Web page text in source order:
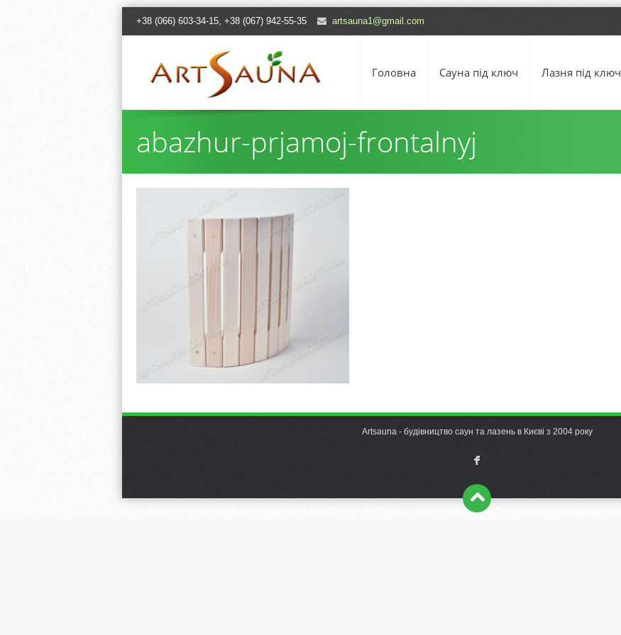
+38 (066) 603-34-15, +38 (067) 942-55-35 artsauna1@gmail.com
Головна Сауна під ключ Лазня під ключ
abazhur-prjamoj-frontalnyj
Artsauna - будівництво саун та лазень в Києві з 2004 року
F